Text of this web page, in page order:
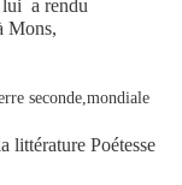
lui a rendu
Mons,
littérature Poétesse